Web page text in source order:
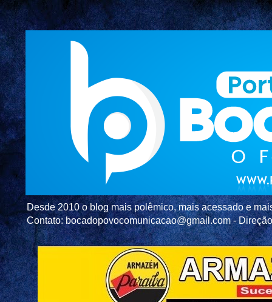
Desde 2010 o blog mais polêmico, mais acessado e
Contato: bocadopovocomunicacao@gmail.com -